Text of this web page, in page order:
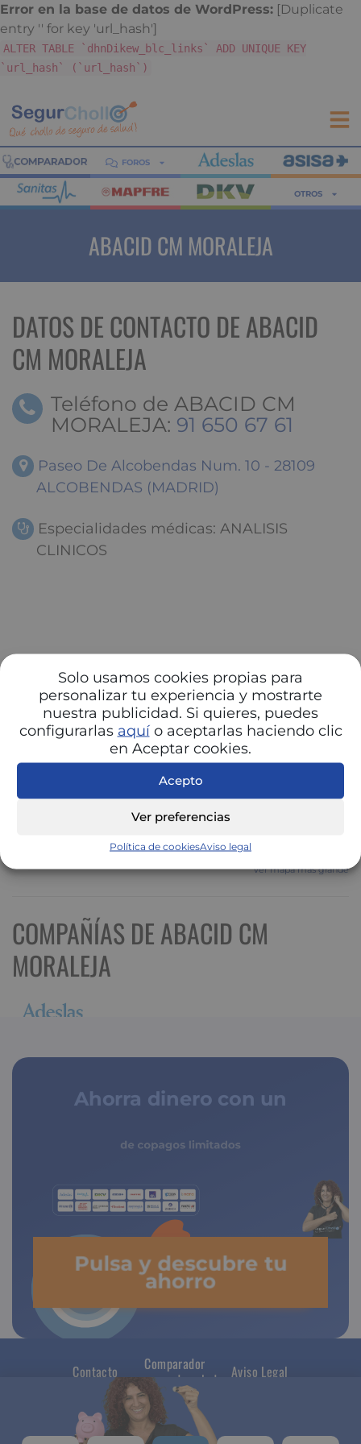
Solo usamos cookies propias para
personalizar tu experiencia y mostrarte
nuestra publicidad. Si quieres, puedes
configurarlas aquío aceptarlas haciendo clic
en Aceptar cookies.
Acepto
Ver preferencias
Política de cookiesAviso legal
Error en la base de datos de WordPress: [Duplicate
entry '' for key 'url_hash']
ALTER TABLE `dhnDikew_blc_links` ADD UNIQUE KEY
`url_hash` (`url_hash`)
FOROS
OTROS
ABACID CM MORALEJA
DATOS DE CONTACTO DE ABACID
CM MORALEJA
Teléfono de ABACID CM
MORALEJA: 91 650 67 61
Paseo De Alcobendas Num. 10 - 28109
ALCOBENDAS (MADRID)
Especialidades médicas: ANALISIS
CLINICOS
Ver mapa más grande
COMPAÑÍAS DE ABACID CM
MORALEJA
Ahorra dinero con un
de copagos limitados
Pulsa y descubre tu
ahorro
Contacto
Comparador
seguros de salud
Aviso Legal